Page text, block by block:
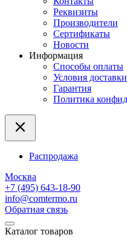
Реквизиты
Производители
Сертификаты
Новости
Информация
Способы оплаты
Условия доставки
Гарантия
Политика
Распродажа
Москва
+7 (495) 643-18-90
info@comtermo.ru
Обратная связь
Каталог товаров